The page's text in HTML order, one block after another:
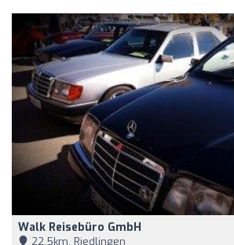
Walk Reisebüro GmbH
22,5km, Riedlingen